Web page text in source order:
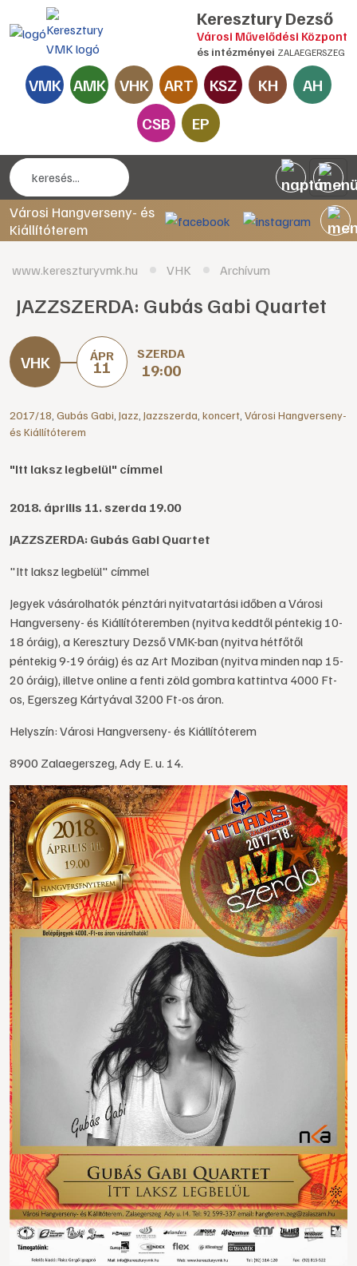
Keresztury Dezső
Városi Művelődési Központ
és intézményei ZALAEGERSZEG
VMK AMK VHK ART KSZ KH
AH
CSB
EP
Városi Hangverseny- és
Kiállítóterem
www.kereszturyvmk.hu VHK Archívum
JAZZSZERDA: Gubás Gabi Quartet
ÁPR
11
SZERDA
19:00
2017/18 Gubás Gabi Jazz Jazzszerda koncert Városi Hangverseny-
és Kiállítóterem
"Itt laksz legbelül" címmel
2018. április 11. szerda 19.00
JAZZSZERDA: Gubás Gabi Quartet
"Itt laksz legbelül" címmel
Jegyek vásárolhatók pénztári nyitvatartási időben a Városi
Hangverseny- és Kiállítóteremben (nyitva keddtől péntekig 10-
18 óráig), a Keresztury Dezső VMK-ban (nyitva hétfőtől
péntekig 9-19 óráig) és az Art Moziban (nyitva minden nap 15-
20 óráig), illetve online a fenti zöld gombra kattintva 4000 Ft-
os, Egerszeg Kártyával 3200 Ft-os áron.
Helyszín: Városi Hangverseny- és Kiállítóterem
8900 Zalaegerszeg, Ady E. u. 14.